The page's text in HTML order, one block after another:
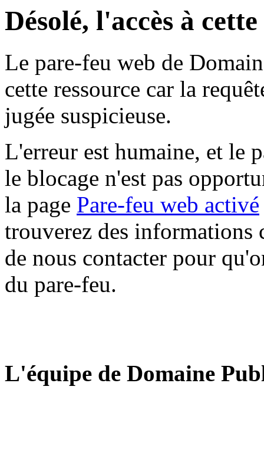
Désolé, l'accès à
Le pare-feu web de
cette ressource car la
jugée suspicieuse.
L'erreur est humaine, et le
le blocage n'est pas
la page Pare-feu web activé
trouverez des informations
de nous contacter pour
du pare-feu.
L'équipe de Domaine